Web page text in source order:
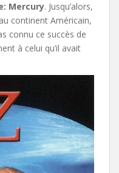
Mercury. Jusqu’alors,
continent Américain,
connu ce succès de
à celui qu’il avait